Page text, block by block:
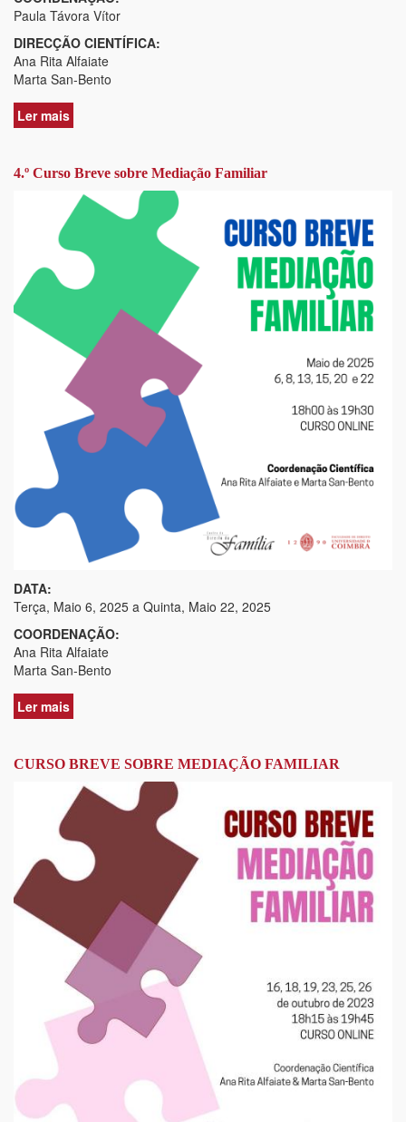
Paula Távora Vítor
DIRECÇÃO CIENTÍFICA:
Ana Rita Alfaiate
Marta San-Bento
Ler mais
de
CURSO
SOBRE
MEDIAÇÃO
4.º Curso Breve sobre Mediação Familiar
DATA:
Terça, Maio 6, 2025 a Quinta, Maio 22, 2025
COORDENAÇÃO:
Ana Rita Alfaiate
Marta San-Bento
Ler mais
de
Curso
sobre
Mediação
CURSO BREVE SOBRE MEDIAÇÃO FAMILIAR